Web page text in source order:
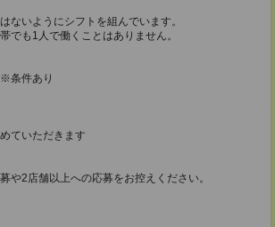
ないようにシフトを組んでいます。
でも1人で働くことはありません。
条件あり
ていただきます
や2店舗以上への応募をお控えください。